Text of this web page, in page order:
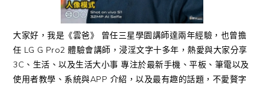
大家好，我是《雲爸》 曾任三星學園講師達兩年經驗，也曾擔
任 LG G Pro2 體驗會講師，浸淫文字十多年，熱愛與大家分享
3C、生活、以及生活大小事 專注於最新手機、平板、筆電以及
使用者教學、系統與APP 介紹，以及最有趣的話題，不愛贅字